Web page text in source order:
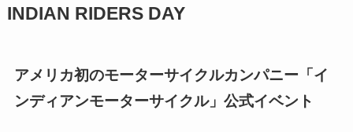
INDIAN RIDERS DAY
アメリカ初のモーターサイクルカンパニー「イ
ンディアンモーターサイクル」公式イベント